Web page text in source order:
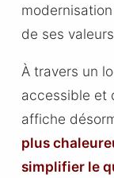
de ses
À travers un
accessible et
affiche
plus
simplifier le